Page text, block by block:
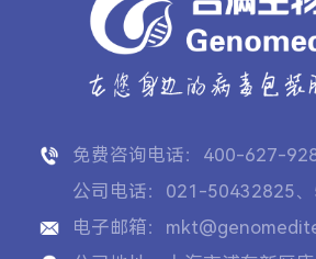
免费咨询电话：400-627-
公司电话：021-50432825
电子邮箱：